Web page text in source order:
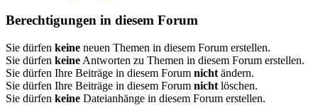
Berechtigungen in diesem Forum
Sie dürfen keine neuen Themen in diesem Forum erstellen.
Sie dürfen keine Antworten zu Themen in diesem Forum erstellen.
Sie dürfen Ihre Beiträge in diesem Forum nicht ändern.
Sie dürfen Ihre Beiträge in diesem Forum nicht löschen.
Sie dürfen keine Dateianhänge in diesem Forum erstellen.